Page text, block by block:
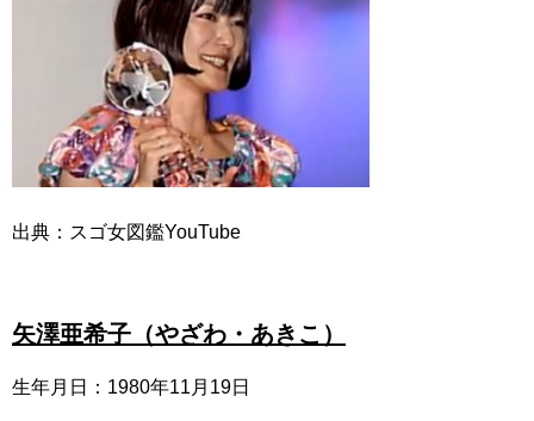
出典：スゴ女図鑑YouTube
矢澤亜希子（やざわ・あきこ）
生年月日：1980年11月19日